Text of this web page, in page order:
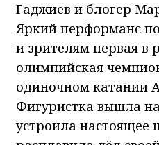
Гаджиев и блогер
Яркий перформанс
и зрителям первая в
олимпийская
одиночном катании
Фигуристка вышла
устроила настоящее